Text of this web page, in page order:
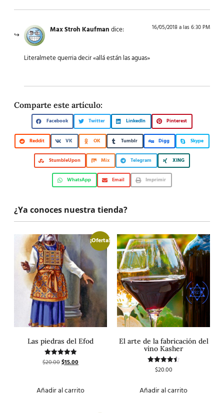
Max Stroh Kaufman dice: 16/05/2018 a las 6:30 PM
Literalmete querria decir «allá están las aguas»
Comparte este artículo:
Facebook Twitter LinkedIn Pinterest
Reddit VK OK Tumblr Digg Skype
StumbleUpon Mix Telegram XING
WhatsApp Email Imprimir
¿Ya conoces nuestra tienda?
¡Oferta!
Las piedras del Efod
Valorado
con
$20.00$15.00
Añadir al carrito
El arte de la fabricación del
vino Kasher
Valorado
$20.00
Añadir al carrito